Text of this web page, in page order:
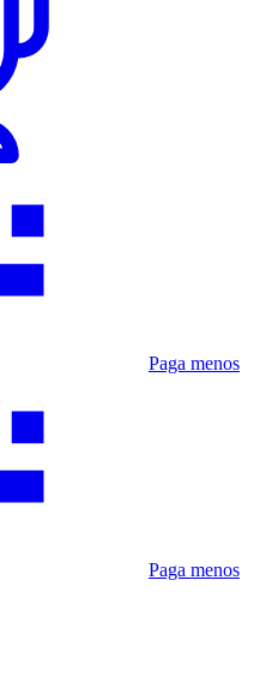
Paga menos
Paga menos